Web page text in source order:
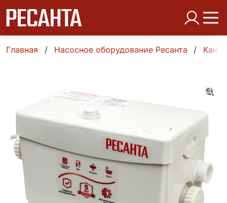
Главная Насосное оборудование Ресанта